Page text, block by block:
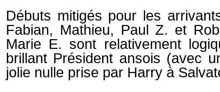
Débuts mitigés pour les
Fabian, Mathieu, Paul Z. et
Marie E. sont relativement
brillant Président ansois (avec
jolie nulle prise par Harry à